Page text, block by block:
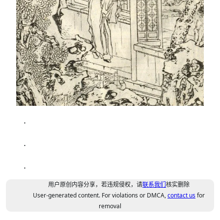
.
.
.
用户原创内容分享，若违规侵权，请联系我们核实删除
User-generated content. For violations or DMCA,contact usfor
removal